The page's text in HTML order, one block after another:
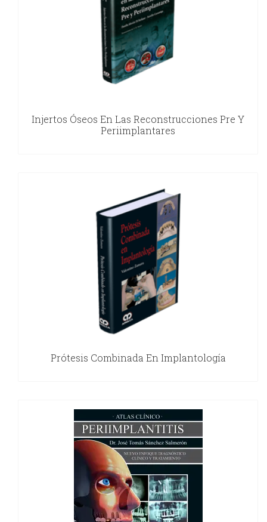
Injertos Óseos En Las Reconstrucciones Pre Y
Periimplantares
Prótesis Combinada En Implantología